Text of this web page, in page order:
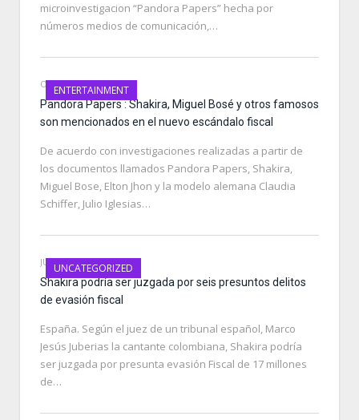
microinvestigacion “Pandora Papers” hecha por
números medios de comunicación,…
ENTERTAINMENT
OCTOBER 4, 2021
Pandora Papers : Shakira, Miguel Bosé y otros famosos
son mencionados en el nuevo escándalo fiscal
De acuerdo con investigaciones realizadas a partir de
los documentos llamados Pandora Papers, Shakira,
Miguel Bose, Elton Jhon y la modelo alemana Claudia
Schiffer, Julio Iglesias…
UNCATEGORIZED
JULY 29, 2021
Shakira podría ser juzgada por seis presuntos delitos
de evasión fiscal
España. Según el juez de un tribunal español, Marco
Jesús Juberias la cantante colombiana, Shakira podría
ser juzgada por presunta evasión Fiscal de 17 millones
de…